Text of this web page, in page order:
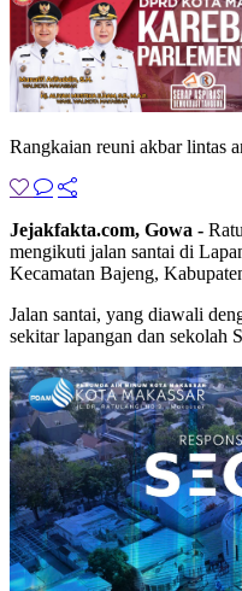
Rangkaian reuni akbar lintas
Jejakfakta.com, Gowa -
mengikuti jalan santai di
Kecamatan Bajeng,
Jalan santai, yang diawali
sekitar lapangan dan sekolah